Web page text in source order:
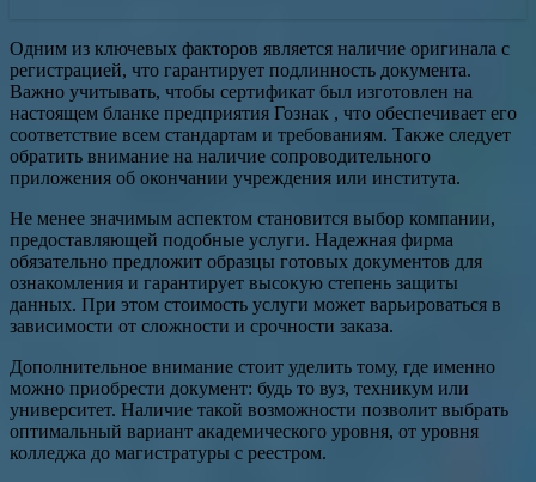
Одним из ключевых факторов является наличие оригинала с
регистрацией, что гарантирует подлинность документа.
Важно учитывать, чтобы сертификат был изготовлен на
настоящем бланке предприятия Гознак , что обеспечивает его
соответствие всем стандартам и требованиям. Также следует
обратить внимание на наличие сопроводительного
приложения об окончании учреждения или института.
Не менее значимым аспектом становится выбор компании,
предоставляющей подобные услуги. Надежная фирма
обязательно предложит образцы готовых документов для
ознакомления и гарантирует высокую степень защиты
данных. При этом стоимость услуги может варьироваться в
зависимости от сложности и срочности заказа.
Дополнительное внимание стоит уделить тому, где именно
можно приобрести документ: будь то вуз, техникум или
университет. Наличие такой возможности позволит выбрать
оптимальный вариант академического уровня, от уровня
колледжа до магистратуры с реестром.